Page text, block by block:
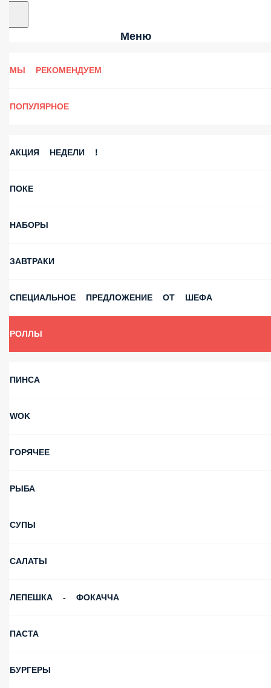
Меню
МЫ РЕКОМЕНДУЕМ
ПОПУЛЯРНОЕ
АКЦИЯ НЕДЕЛИ !
ПОКЕ
НАБОРЫ
ЗАВТРАКИ
СПЕЦИАЛЬНОЕ ПРЕДЛОЖЕНИЕ ОТ ШЕФА
РОЛЛЫ
ПИНСА
WOK
ГОРЯЧЕЕ
РЫБА
СУПЫ
САЛАТЫ
ЛЕПЕШКА - ФОКАЧЧА
ПАСТА
БУРГЕРЫ